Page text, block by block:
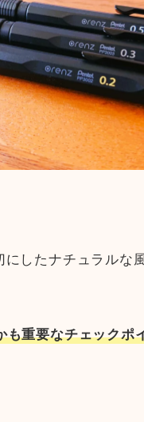
にしたナチュラルな
も重要なチェックポ